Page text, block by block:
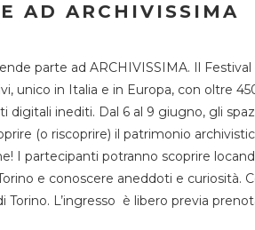
AD ARCHIVISSIMA
parte ad ARCHIVISSIMA. Il
unico in Italia e in Europa, con oltre
inediti. Dal 6 al 9 giugno, gli
(o riscoprire) il patrimonio
I partecipanti potranno scoprire
e conoscere aneddoti e curiosità.
L’ingresso è libero previa